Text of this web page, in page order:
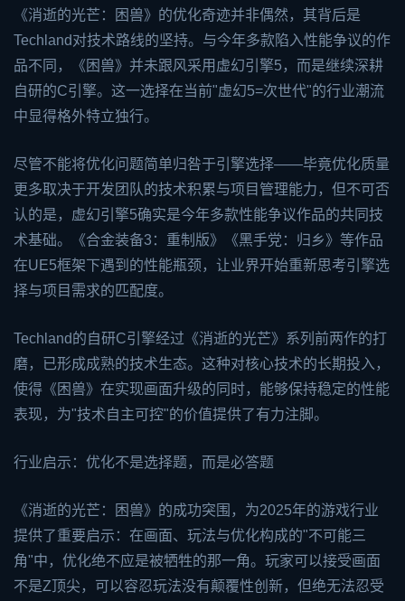
《消逝的光芒：困兽》的优化奇迹并非偶然，其背后是
Techland对技术路线的坚持。与今年多款陷入性能争议的作
品不同，《困兽》并未跟风采用虚幻引擎5，而是继续深耕
自研的C引擎。这一选择在当前"虚幻5=次世代"的行业潮流
中显得格外特立独行。
尽管不能将优化问题简单归咎于引擎选择——毕竟优化质量
更多取决于开发团队的技术积累与项目管理能力，但不可否
认的是，虚幻引擎5确实是今年多款性能争议作品的共同技
术基础。《合金装备3：重制版》《黑手党：归乡》等作品
在UE5框架下遇到的性能瓶颈，让业界开始重新思考引擎选
择与项目需求的匹配度。
Techland的自研C引擎经过《消逝的光芒》系列前两作的打
磨，已形成成熟的技术生态。这种对核心技术的长期投入，
使得《困兽》在实现画面升级的同时，能够保持稳定的性能
表现，为"技术自主可控"的价值提供了有力注脚。
行业启示：优化不是选择题，而是必答题
《消逝的光芒：困兽》的成功突围，为2025年的游戏行业
提供了重要启示：在画面、玩法与优化构成的"不可能三
角"中，优化绝不应是被牺牲的那一角。玩家可以接受画面
不是Z顶尖，可以容忍玩法没有颠覆性创新，但绝无法忍受